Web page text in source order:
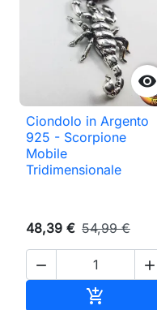

Ciondolo in Argento
925 - Scorpione
Mobile
Tridimensionale
48,39 € 54,99 €
 
